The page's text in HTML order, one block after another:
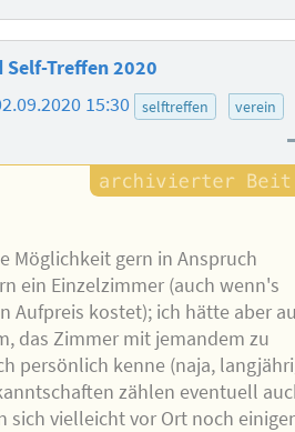
Treffen 2020
15:30 selftreffen verein
Möglichkeit gern in Anspruch
ein Einzelzimmer (auch wenn's
Aufpreis kostet); ich hätte aber
das Zimmer mit jemandem zu
persönlich kenne (naja,
zählen eventuell
sich vielleicht vor Ort noch